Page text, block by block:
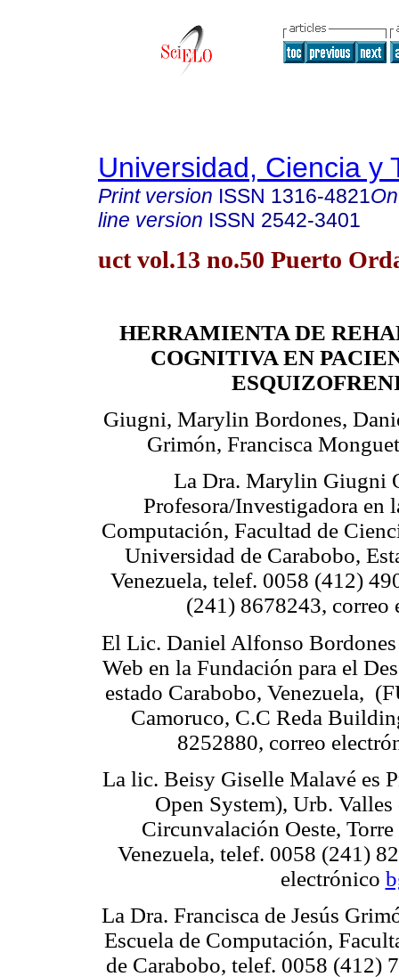
Universidad, Ciencia y
Print version ISSN 1316-4821
line version ISSN 2542-3401
uct vol.13 no.50 Puerto
HERRAMIENTA DE
COGNITIVA EN
Giugni, Marylin Bordones,
Grimón, Francisca
La Dra. Marylin Giugni
Profesora/Investigadora en
Computación, Facultad de
Universidad de Carabobo,
Venezuela, telef. 0058 (412)
(241) 8678243,
El Lic. Daniel Alfonso
Web en la Fundación para el
estado Carabobo, Venezuela,
Camoruco, C.C Reda
8252880, correo
La lic. Beisy Giselle Malavé es
Open System), Urb.
Circunvalación Oeste,
Venezuela, telef. 0058 (241)
electrónico
La Dra. Francisca de Jesús
Escuela de Computación,
de Carabobo, telef. 0058 (412)